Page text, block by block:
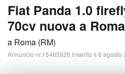
Fiat Panda 1.0
70cv nuova a Roma
a Roma (RM)
Annuncio nr.15485928 inserito il 6 agosto